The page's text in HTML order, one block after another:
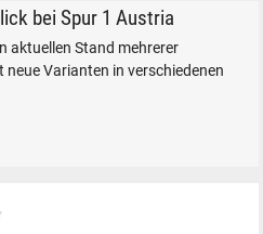
Dampflokomotive BR 44
bei Spur 1 Austria
aktuellen Stand mehrerer
Varianten in verschiedenen